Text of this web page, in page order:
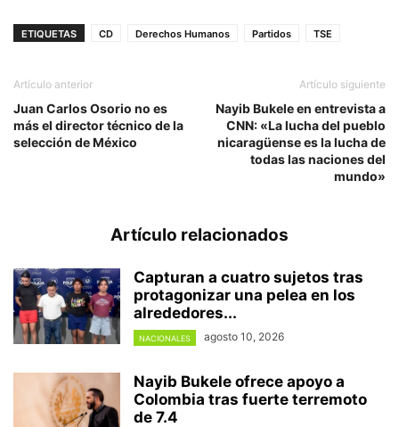
ETIQUETAS CD Derechos Humanos Partidos TSE
Artículo anterior
Juan Carlos Osorio no es
más el director técnico de la
selección de México
Artículo siguiente
Nayib Bukele en entrevista a
CNN: «La lucha del pueblo
nicaragüense es la lucha de
todas las naciones del
mundo»
Artículo relacionados
Capturan a cuatro sujetos tras
protagonizar una pelea en los
alrededores...
NACIONALES agosto 10, 2026
Nayib Bukele ofrece apoyo a
Colombia tras fuerte terremoto
de 7.4